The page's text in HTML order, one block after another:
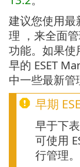
建议您使用最
理 ，来全面
功能。如果使
早的 ESET
中一些最新管
早期
早于下
可使用
行管理。